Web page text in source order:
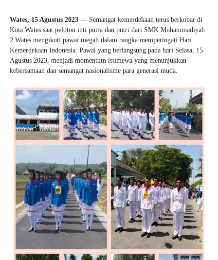
Wates, 15 Agustus 2023 — Semangat kemerdekaan terus berkobar di
Kota Wates saat peloton inti putra dan putri dari SMK Muhammadiyah
2 Wates mengikuti pawai megah dalam rangka memperingati Hari
Kemerdekaan Indonesia. Pawai yang berlangsung pada hari Selasa, 15
Agustus 2023, menjadi momentum istimewa yang menunjukkan
kebersamaan dan semangat nasionalisme para generasi muda.